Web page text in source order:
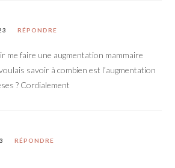
RÉPONDRE
me faire une augmentation mammaire
savoir à combien est l’augmentation
? Cordialement
RÉPONDRE